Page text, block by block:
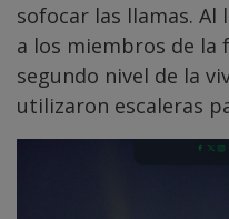
sofocar las llamas.
a los miembros de la
segundo nivel de la
utilizaron escaleras